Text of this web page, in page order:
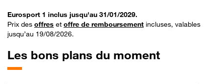
Eurosport 1 inclus jusqu'au 31/01/2029.
Prix des offres et offre de remboursement incluses, valables
jusqu’au 19/08/2026.
Les bons plans du moment